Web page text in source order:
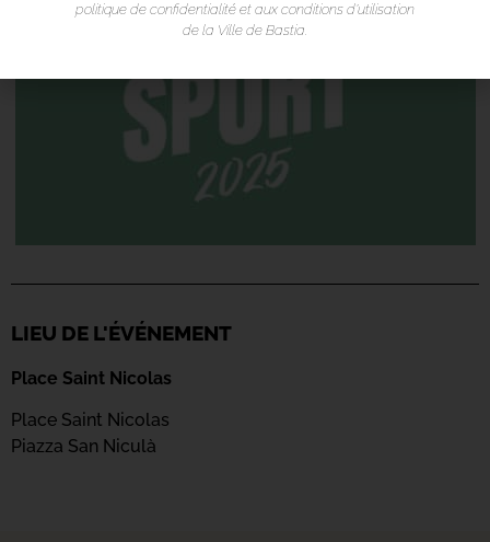
LIEU DE L'ÉVÉNEMENT
Place Saint Nicolas
Place Saint Nicolas
Piazza San Niculà
politique de confidentialité et aux conditions d’utilisation
de la Ville de Bastia.